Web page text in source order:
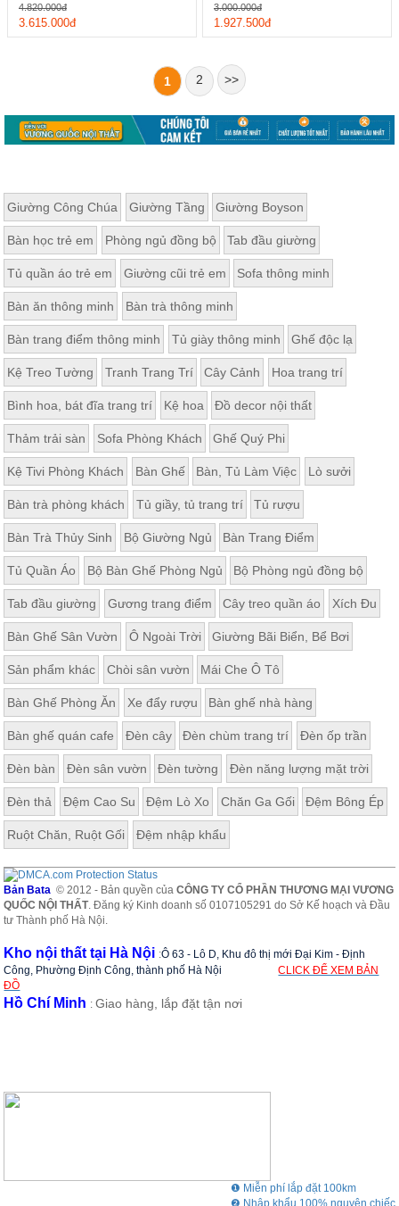
3.615.000đ
4.820.000đ
1.927.500đ
3.000.000đ
1 2 >>
Giường Công Chúa Giường Tầng Giường Boyson
Bàn học trẻ em Phòng ngủ đồng bộ Tab đầu giường
Tủ quần áo trẻ em Giường cũi trẻ em Sofa thông minh
Bàn ăn thông minh Bàn trà thông minh
Bàn trang điểm thông minh Tủ giày thông minh Ghế độc lạ
Kệ Treo Tường Tranh Trang Trí Cây Cảnh Hoa trang trí
Bình hoa, bát đĩa trang trí Kệ hoa Đồ decor nội thất
Thảm trải sàn Sofa Phòng Khách Ghế Quý Phi
Kệ Tivi Phòng Khách Bàn Ghế Bàn, Tủ Làm Việc Lò sưởi
Bàn trà phòng khách Tủ giầy, tủ trang trí Tủ rượu
Bàn Trà Thủy Sinh Bộ Giường Ngủ Bàn Trang Điểm
Tủ Quần Áo Bộ Bàn Ghế Phòng Ngủ Bộ Phòng ngủ đồng bộ
Tab đầu giường Gương trang điểm Cây treo quần áo Xích Đu
Bàn Ghế Sân Vườn Ô Ngoài Trời Giường Bãi Biển, Bể Bơi
Sản phẩm khác Chòi sân vườn Mái Che Ô Tô
Bàn Ghế Phòng Ăn Xe đẩy rượu Bàn ghế nhà hàng
Bàn ghế quán cafe Đèn cây Đèn chùm trang trí Đèn ốp trần
Đèn bàn Đèn sân vườn Đèn tường Đèn năng lượng mặt trời
Đèn thả Đệm Cao Su Đệm Lò Xo Chăn Ga Gối Đệm Bông Ép
Ruột Chăn, Ruột Gối Đệm nhập khẩu
Bản Bata © 2012 - Bản quyền củaCÔNG TY CỔ PHẦN THƯƠNG MẠI VƯƠNG
QUỐC NỘI THẤT. Đăng ký Kinh doanh số 0107105291 do Sở Kế hoạch và Đầu
tư Thành phố Hà Nội.
Kho nội thất tại Hà Nội :Ô 63 - Lô D, Khu đô thị mới Đại Kim - Định
Công, Phường Định Công, thành phố Hà Nội
CLICK ĐỂ XEM BẢN
ĐỒ
Hồ Chí Minh :Giao hàng, lắp đặt tận nơi
❶ Miễn phí lắp đặt 100km
❷ Nhập khẩu 100% nguyên chiếc